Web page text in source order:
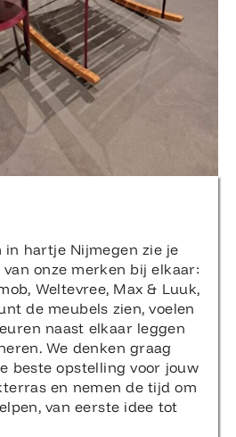
in hartje Nijmegen zie je
onze merken bij elkaar:
Weltevree, Max & Luuk,
de meubels zien, voelen
naast elkaar leggen
We denken graag
beste opstelling voor jouw
en nemen de tijd om
van eerste idee tot